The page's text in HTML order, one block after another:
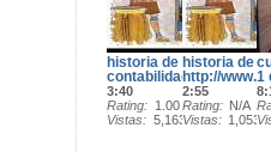
historia de la
contabilidad
3:40
Rating
1.00
Vistas
5,163
historia de
http://
2:55
Rating
N/A
Vistas
1,053
1